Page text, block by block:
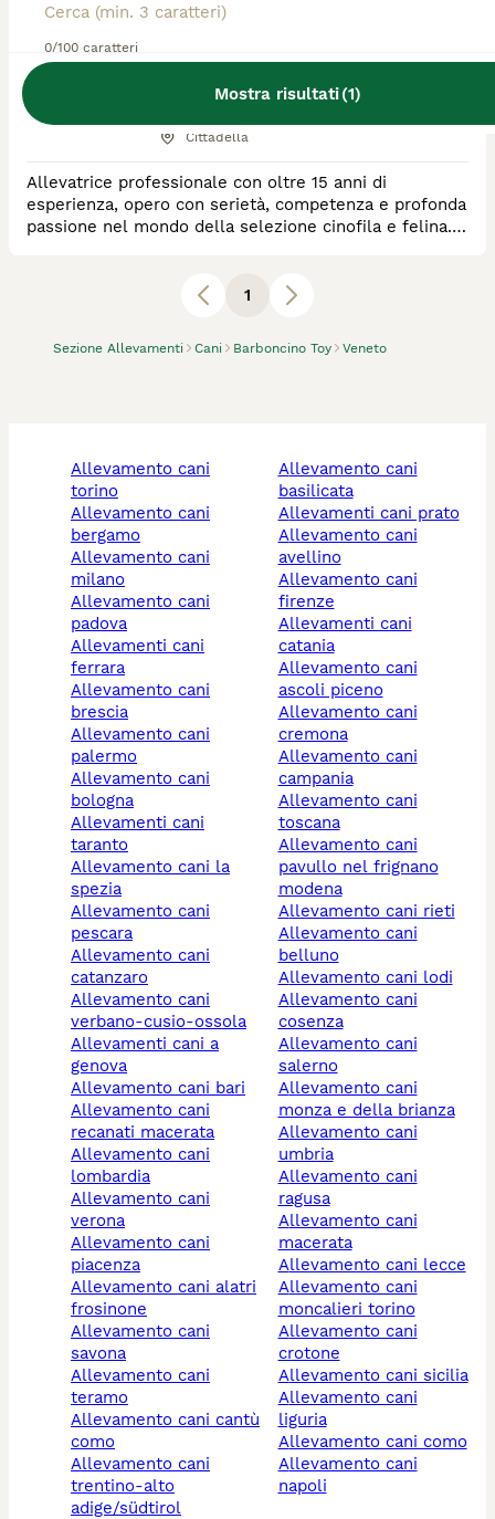
0/100 caratteri
Mostra risultati(1)
Sezione Allevamenti Cani Barboncino Toy Veneto
Australian Shepherd
Cittadella
Allevatrice professionale con oltre 15 anni di
esperienza, opero con serietà, competenza e profonda
passione nel mondo della selezione cinofila e felina. Il
standard elevati e tracciabilità delle linee di sangue.
1
allevamento cani
torino
allevamento cani
bergamo
allevamento cani
milano
allevamento cani
padova
allevamenti cani
ferrara
allevamento cani
brescia
allevamento cani
palermo
allevamento cani
bologna
allevamenti cani
taranto
allevamento cani la
spezia
allevamento cani
pescara
allevamento cani
catanzaro
allevamento cani
verbano-cusio-ossola
allevamenti cani a
genova
allevamento cani bari
allevamento cani
recanati macerata
allevamento cani
lombardia
allevamento cani
verona
allevamento cani
piacenza
allevamento cani alatri
frosinone
allevamento cani
savona
allevamento cani
teramo
allevamento cani cantù
como
allevamento cani
trentino-alto
adige/südtirol
allevamento cani
basilicata
allevamenti cani prato
allevamento cani
avellino
allevamento cani
firenze
allevamenti cani
catania
allevamento cani
ascoli piceno
allevamento cani
cremona
allevamento cani
campania
allevamento cani
toscana
allevamento cani
pavullo nel frignano
modena
allevamento cani rieti
allevamento cani
belluno
allevamento cani lodi
allevamento cani
cosenza
allevamento cani
salerno
allevamento cani
monza e della brianza
allevamento cani
umbria
allevamento cani
ragusa
allevamento cani
macerata
allevamento cani lecce
allevamento cani
moncalieri torino
allevamento cani
crotone
allevamento cani sicilia
allevamento cani
liguria
allevamento cani como
allevamento cani
napoli